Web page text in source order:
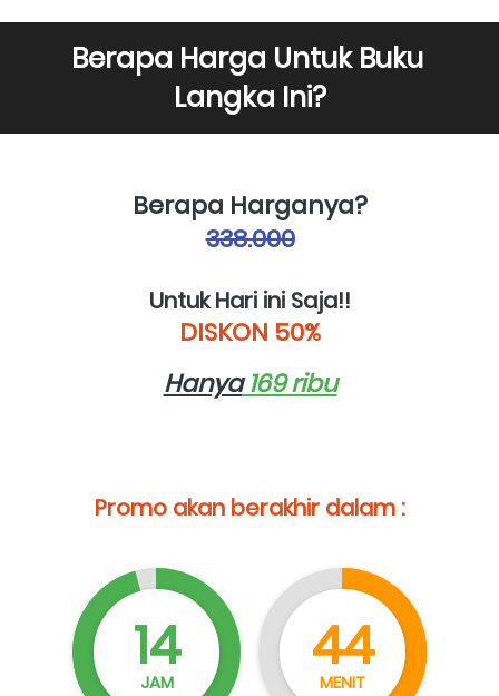
Berapa Harga Untuk Buku
Langka Ini?
Berapa Harganya?
338.000
Untuk Hari ini Saja!!
DISKON 50%
Hanya 169 ribu
Promo akan berakhir dalam :
14
JAM
44
MENIT